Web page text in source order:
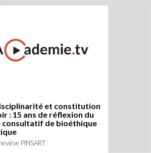
et constitution
: 15 ans de réflexion du
consultatif de bioéthique
PINSART